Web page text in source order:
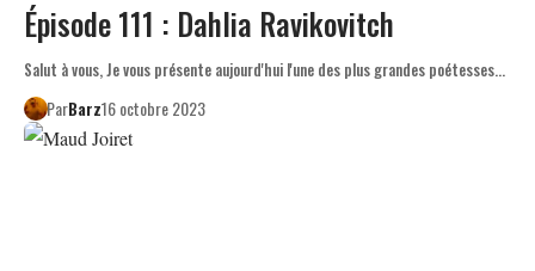
Épisode 111 : Dahlia Ravikovitch
Salut à vous, Je vous présente aujourd'hui l'une des plus grandes poétesses…
ParBarz16 octobre 2023